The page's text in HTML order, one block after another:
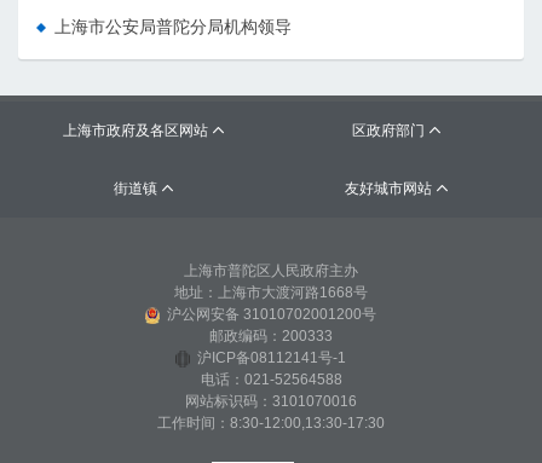
上海市公安局普陀分局机构领导
上海市政府及各区网站  区政府部门 
街道镇  友好城市网站 
上海市普陀区人民政府主办
地址：上海市大渡河路1668号
沪公网安备 31010702001200号
邮政编码：200333
沪ICP备08112141号-1
电话：021-52564588
网站标识码：3101070016
工作时间：8:30-12:00,13:30-17:30